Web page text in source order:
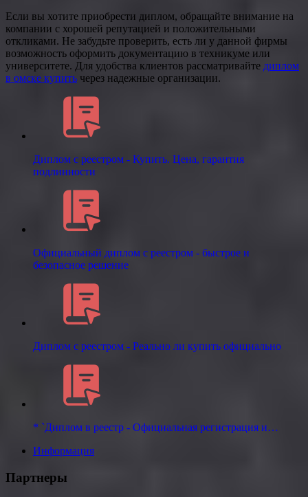
Если вы хотите приобрести диплом, обращайте внимание на
компании с хорошей репутацией и положительными
откликами. Не забудьте проверить, есть ли у данной фирмы
возможность оформить документацию в техникуме или
университете. Для удобства клиентов рассматривайте диплом
в омске купить через надежные организации.
Диплом с реестром - Купить. Цена, гарантия
подлинности
Официальный диплом с реестром - быстрое и
безопасное решение
Диплом с реестром - Реально ли купить официально
* `Диплом в реестр - Официальная регистрация и…
Информация
Партнеры